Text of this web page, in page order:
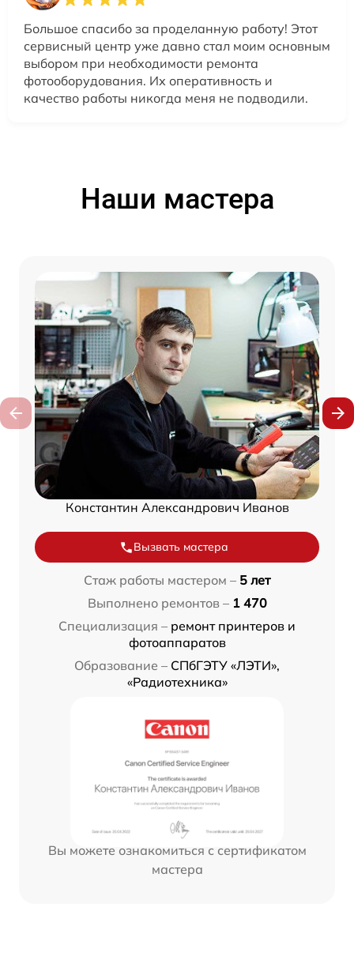
Большое спасибо за проделанную работу! Этот
сервисный центр уже давно стал моим основным
выбором при необходимости ремонта
фотооборудования. Их оперативность и
качество работы никогда меня не подводили.
Наши мастера
Константин Александрович Иванов
Вызвать мастера
Стаж работы мастером – 5 лет
Выполнено ремонтов – 1 470
Специализация – ремонт принтеров и
фотоаппаратов
Образование – СПбГЭТУ «ЛЭТИ»,
«Радиотехника»
Вы можете ознакомиться с сертификатом
мастера